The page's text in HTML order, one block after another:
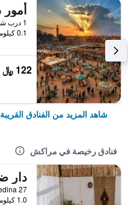
0.1 كيلومتر عن وسط المدينة
122 ﷼
شاهد المزيد من الفنادق القريبة
فنادق رخيصة في مراكش
1.0 كيلومتر عن وسط المدينة